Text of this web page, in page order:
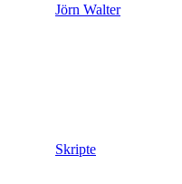
Jörn Walter
Skripte